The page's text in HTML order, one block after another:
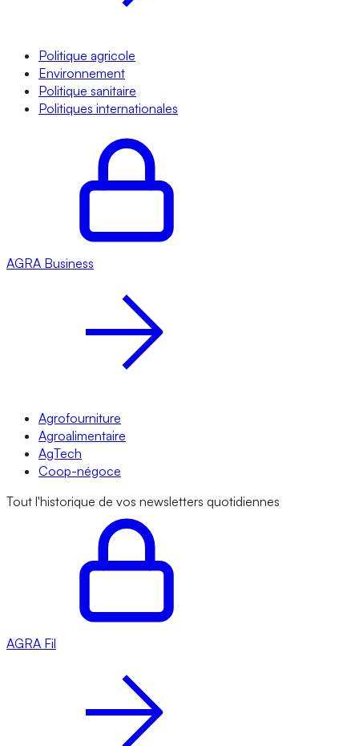
Politique agricole
Environnement
Politique sanitaire
Politiques internationales
AGRA Business
Agrofourniture
Agroalimentaire
AgTech
Coop-négoce
Tout l'historique de vos newsletters quotidiennes
AGRA Fil